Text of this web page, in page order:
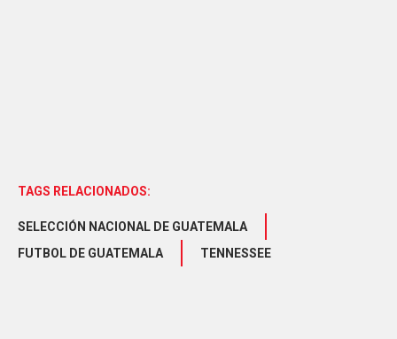
TAGS RELACIONADOS:
SELECCIÓN NACIONAL DE GUATEMALA
FUTBOL DE GUATEMALA
TENNESSEE